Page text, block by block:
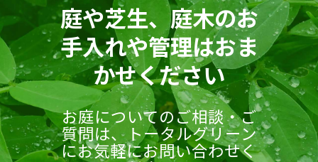
庭や芝生、庭木のお
手入れや管理はおま
かせください
お庭についてのご相談・ご
質問は、トータルグリーン
にお気軽にお問い合わせく